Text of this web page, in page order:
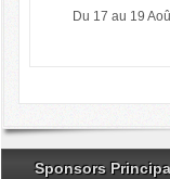
Du 17 au 19
Sponsors